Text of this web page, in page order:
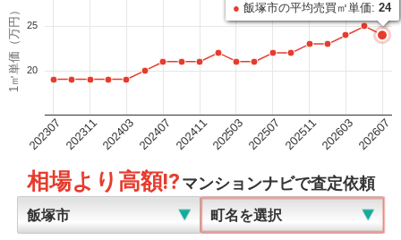
1㎡単価（万円）
202307202311202403202407202411202503202507202511202603202607
20
25
● 飯塚市の平均売買㎡単価: 24
相場より高額!?マンションナビで査定依頼